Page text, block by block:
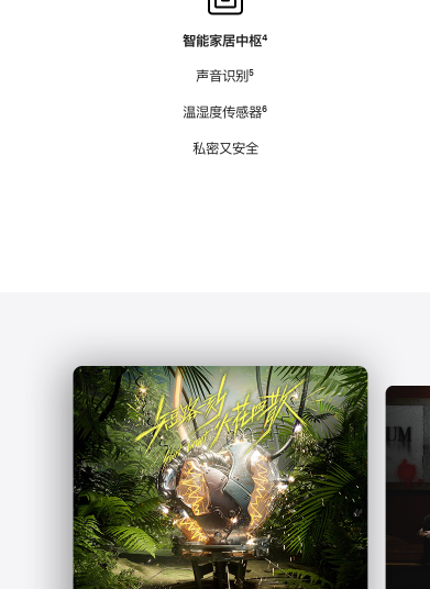
智能家居中枢脚
⁴
声音识别脚
⁵
温湿度传感器脚
⁶
私密又安全